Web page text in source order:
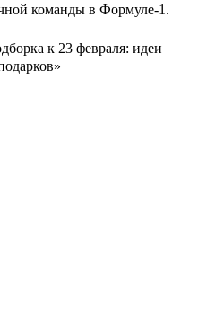
команды в Формуле-1.